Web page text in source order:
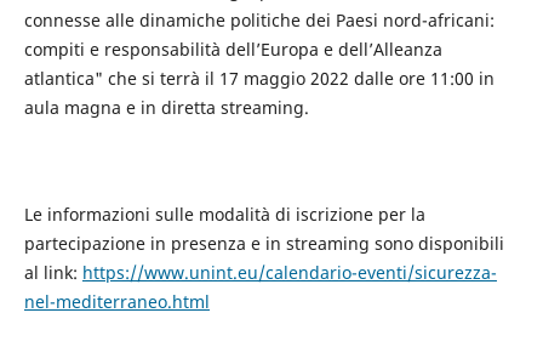
connesse alle dinamiche politiche dei Paesi nord-africani:
compiti e responsabilità dell’Europa e dell’Alleanza
atlantica" che si terrà il 17 maggio 2022 dalle ore 11:00 in
aula magna e in diretta streaming.
Le informazioni sulle modalità di iscrizione per la
partecipazione in presenza e in streaming sono disponibili
al link: https://www.unint.eu/calendario-eventi/sicurezza-
nel-mediterraneo.html